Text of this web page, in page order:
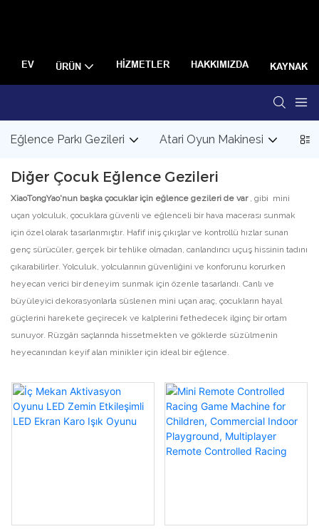
EV ÜRÜN HIZMETLER HAKKIMIZDA KAYNAK
Eğlence Parkı Gezileri Atari Oyun Makinesi VR
Diğer Çocuk Eğlence Gezileri
XiaoTongYao'nun başka çocuklar için eğlence gezileri de var , gibi mini
uçan yolculuk, çocuklara güvenli ve eğlenceli bir hava macerası sunmak
için özel olarak tasarlanmıştır. Hafif iniş çıkışlar ve kontrollü hızlar sunan
genç sürücüler, gerçek bir tehlike olmadan, canlandırıcı uçuş hissinin tadını
çıkarabilirler. Yolculuk, yolcularının güvenliğini ve konforunu korurken
heyecan verici bir deneyim sunmak için özenle tasarlandı. Canlı ve
büyüleyici dekorasyonlarla süslenen mini uçan araç, çocukların hayal
güçlerini harekete geçirecek ve kalplerini fethedecek ilginç bir ortam
sunuyor. Rüzgârı saçlarında hissetmekten ve göklerde süzülmenin
heyecanından keyif alan minikler için ideal bir eğlence.